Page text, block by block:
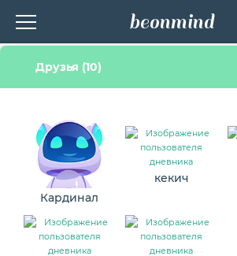
beonmind
Друзья (10)
Кардинал
кекич